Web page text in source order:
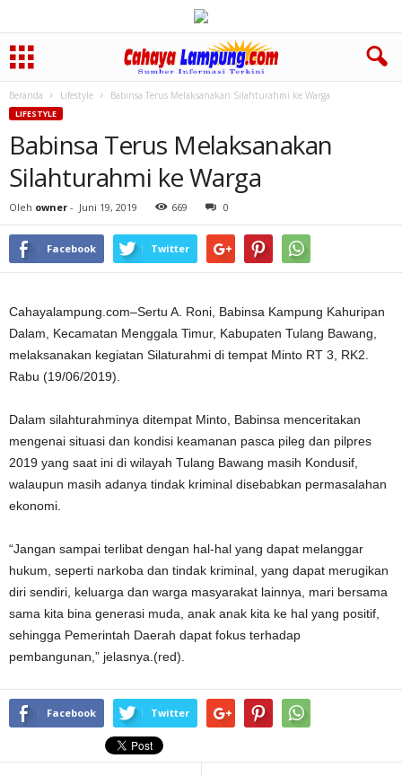
Beranda Lifestyle Babinsa Terus Melaksanakan Silahturahmi ke Warga
LIFESTYLE
Babinsa Terus Melaksanakan
Silahturahmi ke Warga
Oleh owner - Juni 19, 2019 669 0
Facebook Twitter
Cahayalampung.com–Sertu A. Roni, Babinsa Kampung Kahuripan
Dalam, Kecamatan Menggala Timur, Kabupaten Tulang Bawang,
melaksanakan kegiatan Silaturahmi di tempat Minto RT 3, RK2.
Rabu (19/06/2019).
Dalam silahturahminya ditempat Minto, Babinsa menceritakan
mengenai situasi dan kondisi keamanan pasca pileg dan pilpres
2019 yang saat ini di wilayah Tulang Bawang masih Kondusif,
walaupun masih adanya tindak kriminal disebabkan permasalahan
ekonomi.
“Jangan sampai terlibat dengan hal-hal yang dapat melanggar
hukum, seperti narkoba dan tindak kriminal, yang dapat merugikan
diri sendiri, keluarga dan warga masyarakat lainnya, mari bersama
sama kita bina generasi muda, anak anak kita ke hal yang positif,
sehingga Pemerintah Daerah dapat fokus terhadap
pembangunan,” jelasnya.(red).
Facebook Twitter